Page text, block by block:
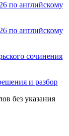
по английскому
по английскому
сочинения
и разбор
без указания